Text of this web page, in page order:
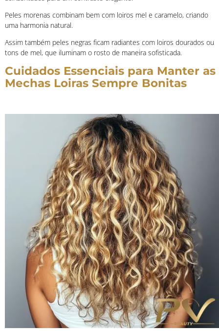
Peles morenas combinam bem com loiros mel e caramelo, criando
uma harmonia natural.
Assim também peles negras ficam radiantes com loiros dourados ou
tons de mel, que iluminam o rosto de maneira sofisticada.
Cuidados Essenciais para Manter as
Mechas Loiras Sempre Bonitas